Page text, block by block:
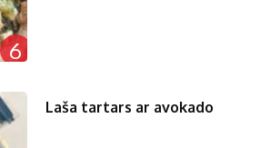
6
Laša tartars ar avokado